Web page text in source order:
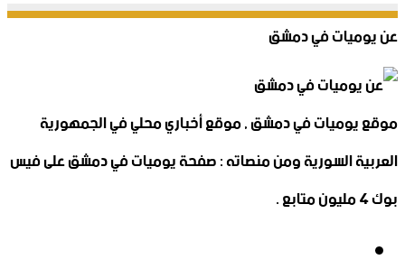
عن يوميات في دمشق
موقع يوميات في دمشق , موقع أخباري محلي في الجمهورية
العربية السورية ومن منصاته : صفحة يوميات في دمشق على فيس
بوك 4 مليون متابع .